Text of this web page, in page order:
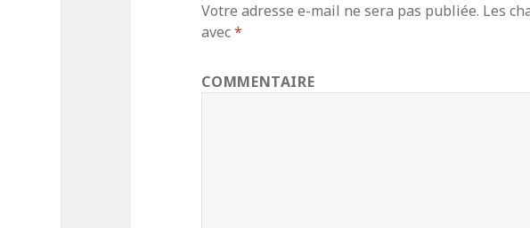
Votre adresse e-mail ne sera pas publiée. Les
avec*
COMMENTAIRE